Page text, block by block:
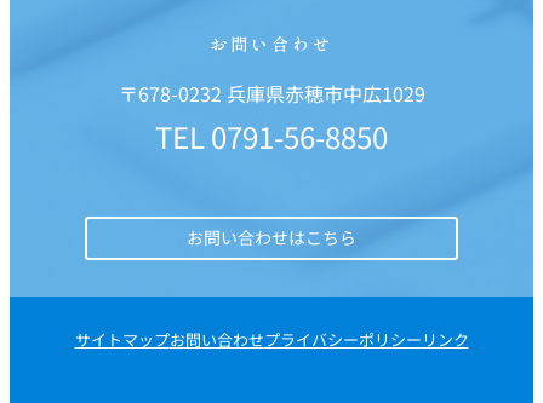
お問い合わせ
〒678-0232 兵庫県赤穂市中広1029
TEL0791-56-8850
お問い合わせはこちら
サイトマップお問い合わせプライバシーポリシー リンク